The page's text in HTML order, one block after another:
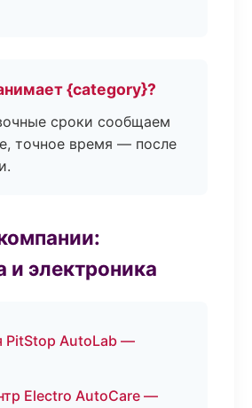
{category}?
сроки сообщаем
точное время — после
и электроника
PitStop AutoLab —
Electro AutoCare —